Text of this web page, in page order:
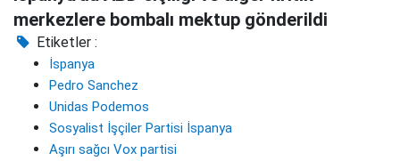
merkezlere bombalı mektup gönderildi
Etiketler :
İspanya
Pedro Sanchez
Unidas Podemos
Sosyalist İşçiler Partisi İspanya
Aşırı sağcı Vox partisi